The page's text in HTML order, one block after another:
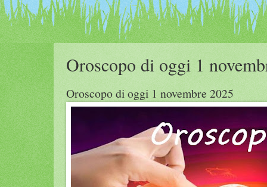
Oroscopo di oggi 1
Oroscopo di oggi 1 novembre 2025